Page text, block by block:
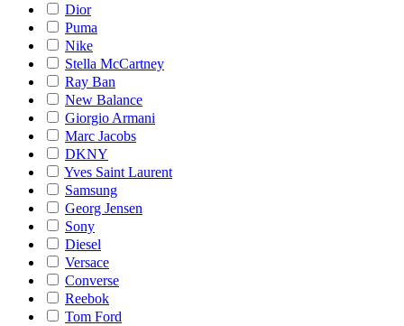
Dior
Puma
Nike
Stella McCartney
Ray Ban
New Balance
Giorgio Armani
Marc Jacobs
DKNY
Yves Saint Laurent
Samsung
Georg Jensen
Sony
Diesel
Versace
Converse
Reebok
Tom Ford